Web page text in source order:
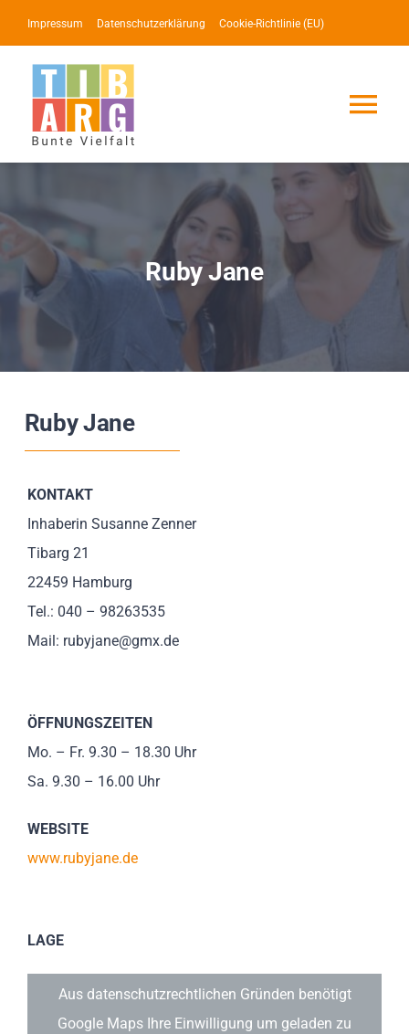
Inhalt
springen
Impressum Datenschutzerklärung Cookie-Richtlinie (EU)
Service
News
Impressionen
SUCHE
NACH:
Ruby Jane
Ruby Jane
KONTAKT
Inhaberin Susanne Zenner
Tibarg 21
22459 Hamburg
Tel.: 040 – 98263535
Mail: rubyjane@gmx.de
ÖFFNUNGSZEITEN
Mo. – Fr. 9.30 – 18.30 Uhr
Sa. 9.30 – 16.00 Uhr
WEBSITE
www.rubyjane.de
LAGE
Aus datenschutzrechtlichen Gründen benötigt
Google Maps Ihre Einwilligung um geladen zu